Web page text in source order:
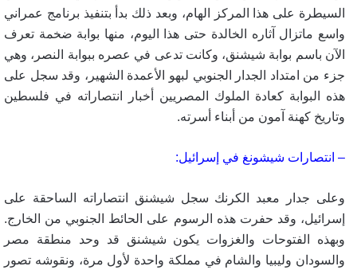
السيطرة على هذا المركز الهام، وبعد ذلك بدأ بتنفيذ برنامج عمراني
واسع ماتزال آثاره الخالدة حتى هذا اليوم، منها بوابة ضخمة تعرف
الآن باسم بوابة شيشنق، وكانت تدعى في عصره ببوابة النصر، وهي
جزء من امتداد الجدار الجنوبي لبهو الأعمدة الشهير، وقد سجل على
هذه البوابة كعادة الملوك المصريين أخبار انتصاراته في فلسطين
وتاريخ كهنة آمون من أبناء أسرته.
– انتصارات شيشونغ في إسرائيل:
وعلى جدار معبد الكرنك سجل شيشنق انتصاراته الساحقة على
إسرائيل، وقد حفرت هذه الرسوم على الحائط الجنوبي من الخارج.
وبهذه الفتوحات والغزوات يكون شيشنق قد وحد منطقة مصر
والسودان وليبيا والشام في مملكة واحدة لأول مرة، ونقوشه تصور